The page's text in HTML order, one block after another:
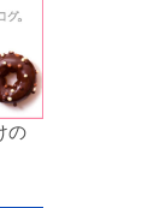
の